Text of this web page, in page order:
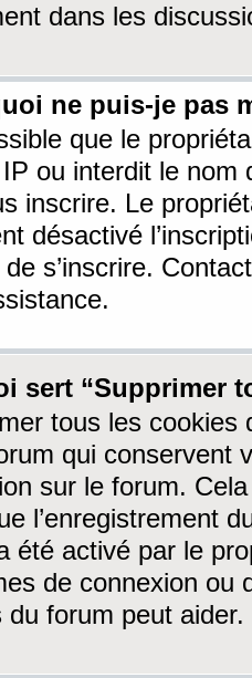
dans les
ne puis-je pas
que le
ou interdit le nom
inscrire. Le
désactivé
s’inscrire.
sert “Supprimer
tous les cookies
qui conservent
sur le forum.
l’enregistrement
été activé par le
de connexion ou
du forum peut aider.